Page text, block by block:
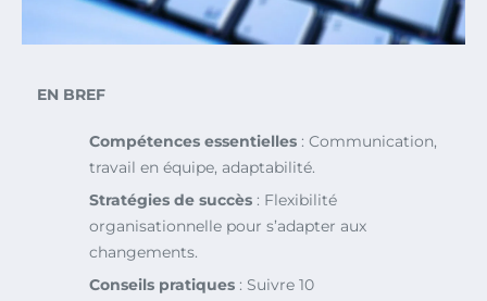
EN BREF
Compétences essentielles : Communication,
travail en équipe, adaptabilité.
Stratégies de succès : Flexibilité
organisationnelle pour s’adapter aux
changements.
Conseils pratiques : Suivre 10